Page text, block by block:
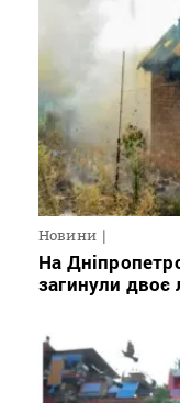
Новини
На
загинули